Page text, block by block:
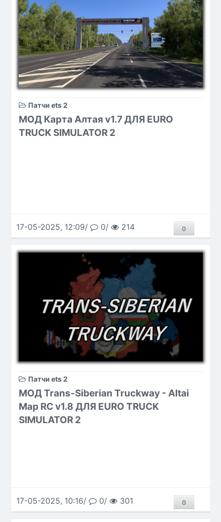
Патчи ets 2
МОД Карта Алтая v1.7 ДЛЯ EURO
TRUCK SIMULATOR 2
17-05-2025, 12:09/ 0/ 214 0
Патчи ets 2
МОД Trans-Siberian Truckway - Altai
Map RC v1.8 ДЛЯ EURO TRUCK
SIMULATOR 2
17-05-2025, 10:16/ 0/ 301 0